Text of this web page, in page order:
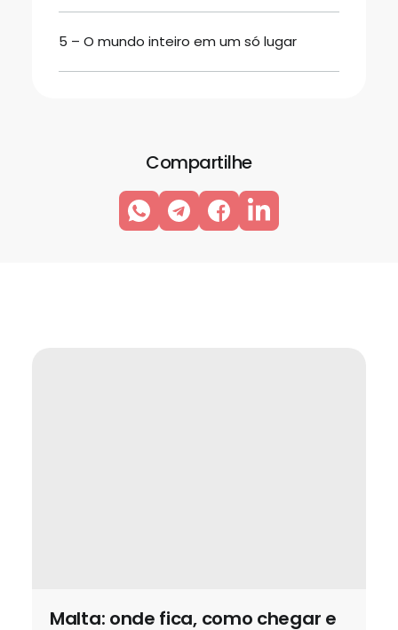
5 – O mundo inteiro em um só lugar
Compartilhe
Malta: onde fica, como chegar e